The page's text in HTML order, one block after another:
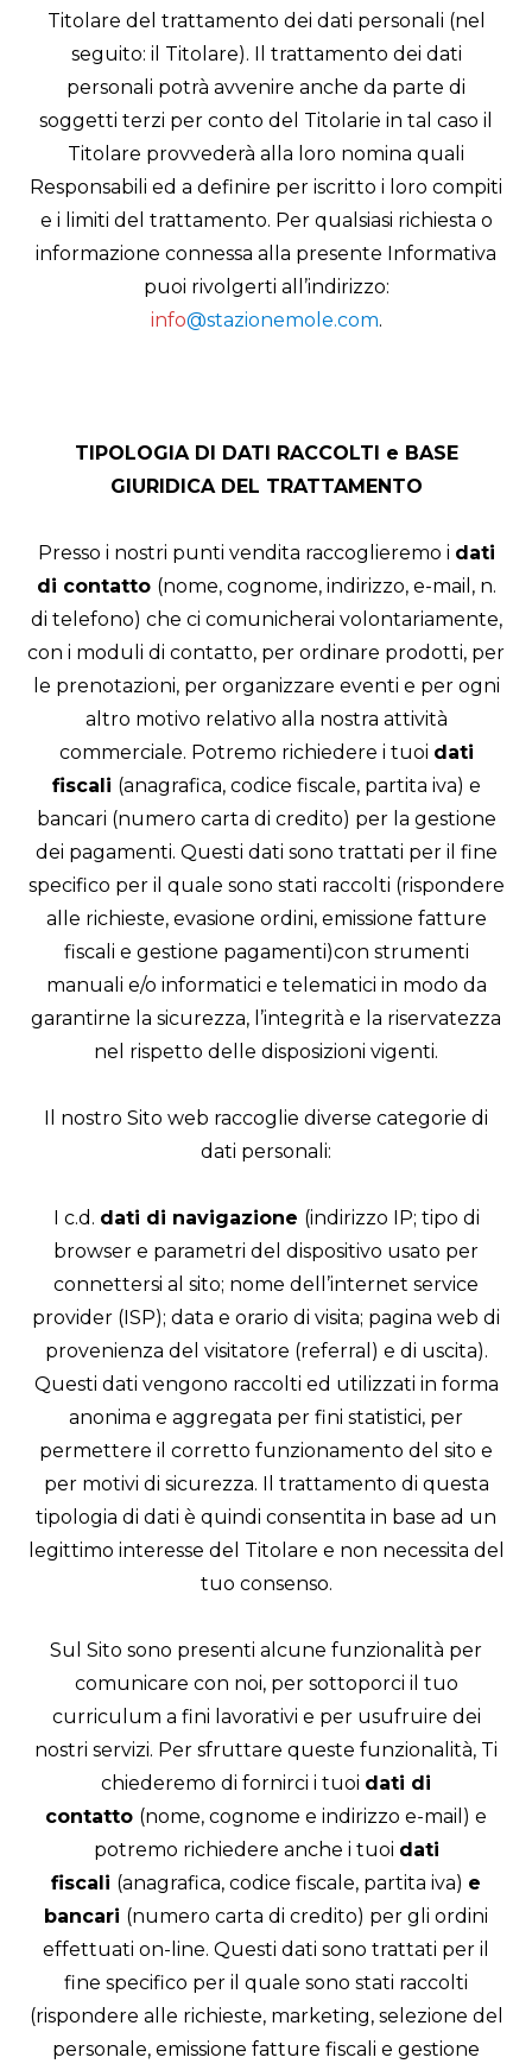
Titolare del trattamento dei dati personali (nel
seguito: il Titolare). Il trattamento dei dati
personali potrà avvenire anche da parte di
soggetti terzi per conto del Titolarie in tal caso il
Titolare provvederà alla loro nomina quali
Responsabili ed a definire per iscritto i loro compiti
e i limiti del trattamento. Per qualsiasi richiesta o
informazione connessa alla presente Informativa
puoi rivolgerti all’indirizzo:
info@stazionemole.com.
TIPOLOGIA DI DATI RACCOLTI e BASE
GIURIDICA DEL TRATTAMENTO
Presso i nostri punti vendita raccoglieremo i dati
di contatto (nome, cognome, indirizzo, e-mail, n.
di telefono) che ci comunicherai volontariamente,
con i moduli di contatto, per ordinare prodotti, per
le prenotazioni, per organizzare eventi e per ogni
altro motivo relativo alla nostra attività
commerciale. Potremo richiedere i tuoi dati
fiscali (anagrafica, codice fiscale, partita iva) e
bancari (numero carta di credito) per la gestione
dei pagamenti. Questi dati sono trattati per il fine
specifico per il quale sono stati raccolti (rispondere
alle richieste, evasione ordini, emissione fatture
fiscali e gestione pagamenti)con strumenti
manuali e/o informatici e telematici in modo da
garantirne la sicurezza, l’integrità e la riservatezza
nel rispetto delle disposizioni vigenti.
Il nostro Sito web raccoglie diverse categorie di
dati personali:
I c.d. dati di navigazione (indirizzo IP; tipo di
browser e parametri del dispositivo usato per
connettersi al sito; nome dell’internet service
provider (ISP); data e orario di visita; pagina web di
provenienza del visitatore (referral) e di uscita).
Questi dati vengono raccolti ed utilizzati in forma
anonima e aggregata per fini statistici, per
permettere il corretto funzionamento del sito e
per motivi di sicurezza. Il trattamento di questa
tipologia di dati è quindi consentita in base ad un
legittimo interesse del Titolare e non necessita del
tuo consenso.
Sul Sito sono presenti alcune funzionalità per
comunicare con noi, per sottoporci il tuo
curriculum a fini lavorativi e per usufruire dei
nostri servizi. Per sfruttare queste funzionalità, Ti
chiederemo di fornirci i tuoi dati di
contatto (nome, cognome e indirizzo e-mail) e
potremo richiedere anche i tuoi dati
fiscali (anagrafica, codice fiscale, partita iva) e
bancari (numero carta di credito) per gli ordini
effettuati on-line. Questi dati sono trattati per il
fine specifico per il quale sono stati raccolti
(rispondere alle richieste, marketing, selezione del
personale, emissione fatture fiscali e gestione